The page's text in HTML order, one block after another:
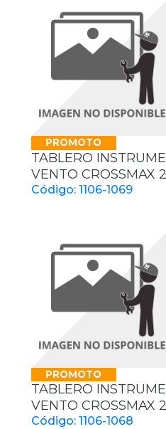
PROMOTO
TABLERO
VENTO CROSSMAX
Código: 1106-1069
PROMOTO
TABLERO
VENTO CROSSMAX
Código: 1106-1068